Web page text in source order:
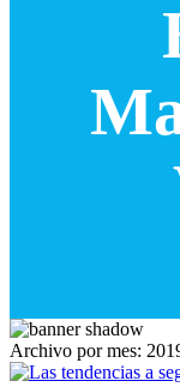
Archivo por mes: